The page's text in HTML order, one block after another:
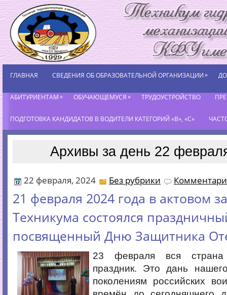
ГЛАВНАЯ СВЕДЕНИЯ ОБ ОБРАЗОВАТЕЛЬНОЙ ОРГАНИЗАЦИИ»
АБИТУРИЕНТАМ» ОБУЧАЮЩЕМУСЯ» ТРУДОУСТРОЙСТВО
ПОДГОТОВКА КАНДИДАТОВ В ВОДИТЕЛИ КАТЕГОРИЙ «В», «С»
Архивы за день 22
22 февраля, 2024 Без рубрики
21 февраля 2024 года в актовом
Техникума состоялся
посвященный Дню Защитника
23 февраля вся страна
праздник. Это дань
поколениям российских